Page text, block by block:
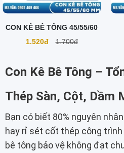
CON KÊ BÊ TÔNG 45/55/60
1.520đ
1.700đ
Con Kê Bê Tông –
Thép Sàn, Cột, Dầm
Bạn có biết 80% nguyên
hay rỉ sét cốt thép công
bê tông bảo vệ không đạt